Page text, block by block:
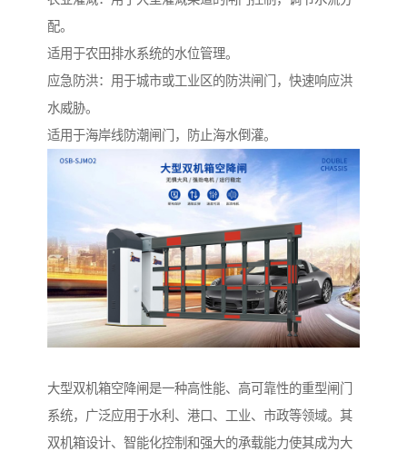
配。
适用于农田排水系统的水位管理。
应急防洪：用于城市或工业区的防洪闸门，快速响应洪
水威胁。
适用于海岸线防潮闸门，防止海水倒灌。
大型双机箱空降闸是一种高性能、高可靠性的重型闸门
系统，广泛应用于水利、港口、工业、市政等领域。其
双机箱设计、智能化控制和强大的承载能力使其成为大